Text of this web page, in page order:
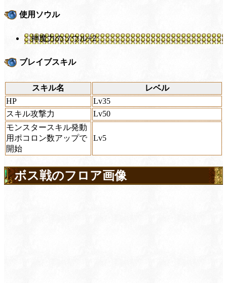
使用ソウル
神魔力のソウル+2
ブレイブスキル
スキル名
レベル
HP
Lv35
スキル攻撃力
Lv50
モンスタースキル発動
用ポコロン数アップで
開始
Lv5
ボス戦のフロア画像